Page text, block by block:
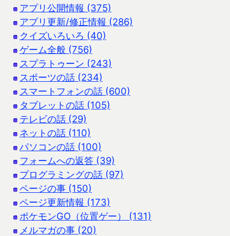
アプリ公開情報 (375)
アプリ更新/修正情報 (286)
クイズいろいろ (40)
ゲーム全般 (756)
スプラトゥーン (243)
スポーツの話 (234)
スマートフォンの話 (600)
タブレットの話 (105)
テレビの話 (29)
ネットの話 (110)
パソコンの話 (100)
フォームへの返答 (39)
プログラミングの話 (97)
ページの事 (150)
ページ更新情報 (173)
ポケモンGO（位置ゲー） (131)
メルマガの事 (20)